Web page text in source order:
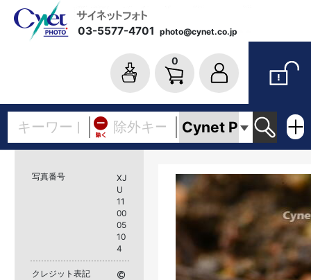
03-5577-4701 photo@cynet.co.jp
0
写真番号
XJ
U
11
00
05
10
4
クレジット表記